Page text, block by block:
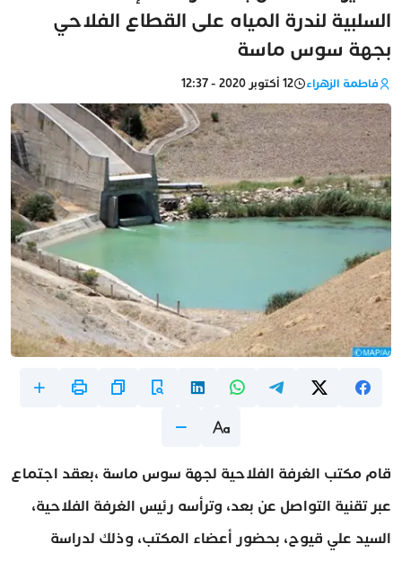
السلبية لندرة المياه على القطاع الفلاحي
بجهة سوس ماسة
فاطمة الزهراء 12 أكتوبر 2020 - 12:37
قام مكتب الغرفة الفلاحية لجهة سوس ماسة ،بعقد اجتماع
عبر تقنية التواصل عن بعد، وترأسه رئيس الغرفة الفلاحية،
السيد علي قيوح، بحضور أعضاء المكتب، وذلك لدراسة